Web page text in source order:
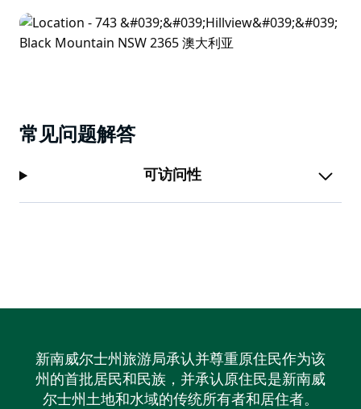
常见问题解答
可访问性
新南威尔士州旅游局承认并尊重原住民作为该
州的首批居民和民族，并承认原住民是新南威
尔士州土地和水域的传统所有者和居住者。